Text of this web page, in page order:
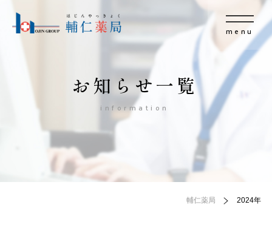
menu
お知らせ一覧
information
輔仁薬局 2024年